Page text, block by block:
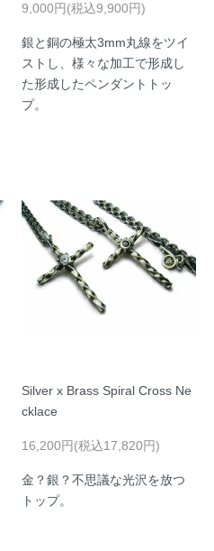
9,000円(税込9,900円)
銀と銅の極太3mm丸線をツイ
ストし、様々な加工で形成し
た形成したペンダントトッ
プ。
Silver x Brass Spiral Cross Ne
cklace
16,200円(税込17,820円)
金？銀？不思議な光沢を放つ
トップ。